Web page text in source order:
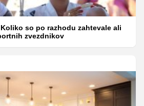
so po razhodu zahtevale ali
zvezdnikov